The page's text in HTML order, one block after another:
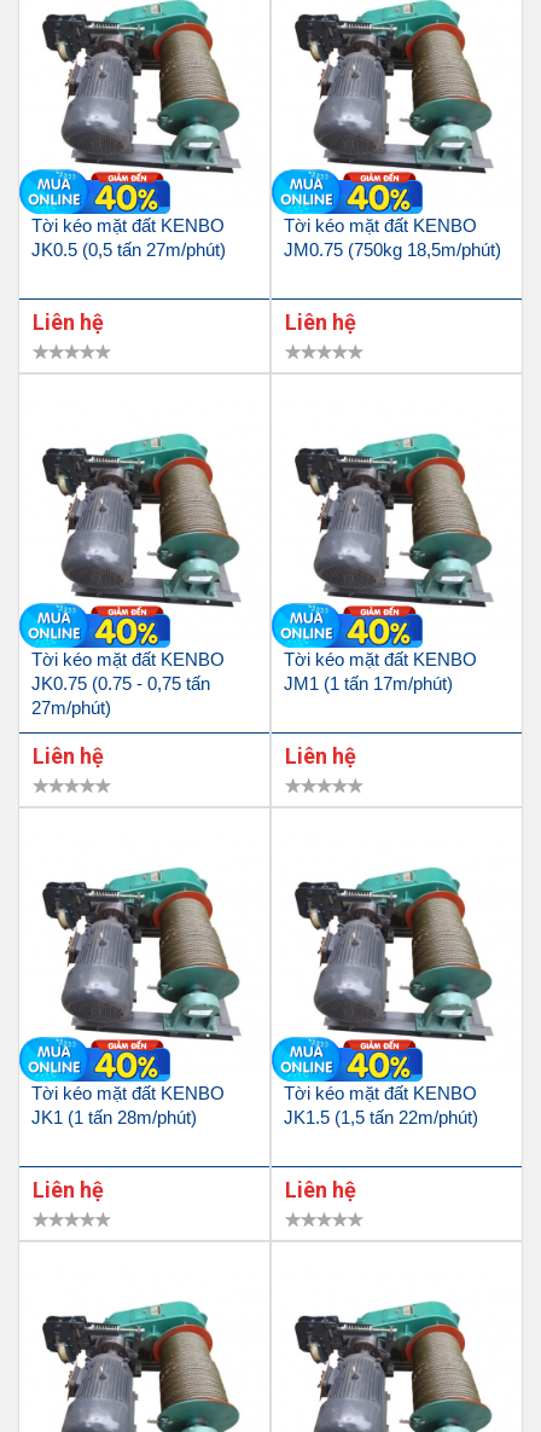
Tời kéo mặt đất KENBO
JK0.5 (0,5 tấn 27m/phút)
Liên hệ
Tời kéo mặt đất KENBO
JM0.75 (750kg 18,5m/phút)
Liên hệ
Tời kéo mặt đất KENBO
JK0.75 (0.75 - 0,75 tấn
27m/phút)
Liên hệ
Tời kéo mặt đất KENBO
JM1 (1 tấn 17m/phút)
Liên hệ
Tời kéo mặt đất KENBO
JK1 (1 tấn 28m/phút)
Liên hệ
Tời kéo mặt đất KENBO
JK1.5 (1,5 tấn 22m/phút)
Liên hệ